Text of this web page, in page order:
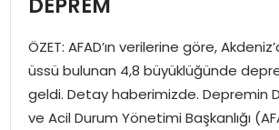
SAĞLIK
EĞITIM
SPOR
ÖZET: AFAD’ın verilerine göre,
üssü bulunan 4,8 büyüklüğünde
geldi. Detay haberimizde. Depremin
ve Acil Durum Yönetimi Başkanlığı